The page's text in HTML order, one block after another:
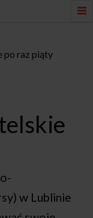
po raz piąty
w Lublinie